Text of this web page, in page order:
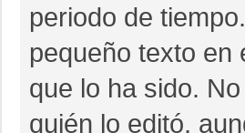
periodo de
pequeño texto en
que lo ha sido.
quién lo editó,